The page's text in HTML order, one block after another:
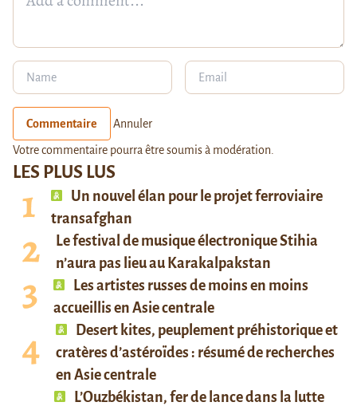
LES PLUS LUS
Un nouvel élan pour le projet ferroviaire
transafghan
Le festival de musique électronique Stihia
n’aura pas lieu au Karakalpakstan
Les artistes russes de moins en moins
accueillis en Asie centrale
Desert kites, peuplement préhistorique et
cratères d’astéroïdes : résumé de recherches
en Asie centrale
L’Ouzbékistan, fer de lance dans la lutte
Commentaire Annuler
Votre commentaire pourra être soumis à modération.